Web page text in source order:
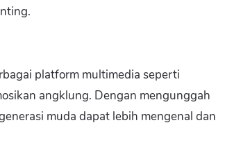
platform multimedia seperti
angklung. Dengan mengunggah
muda dapat lebih mengenal dan